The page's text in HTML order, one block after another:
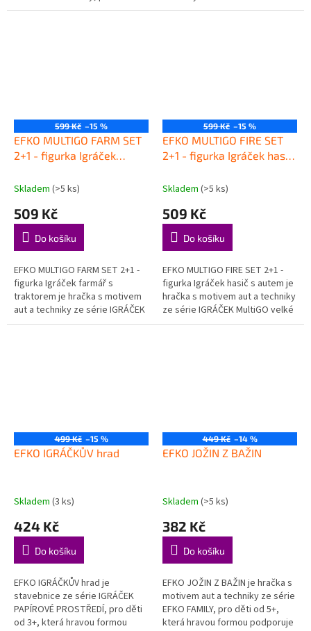
3+, která hravou formou
MultiGO velké sady, pro děti od
599 Kč –15 %
EFKO MULTIGO FARM SET
2+1 - figurka Igráček
Skladem (>5 ks)
509 Kč
Do košíku
EFKO MULTIGO FARM SET 2+1 -
figurka Igráček farmář s
traktorem je hračka s motivem
aut a techniky ze série IGRÁČEK
MultiGO velké sady, pro děti od
599 Kč –15 %
EFKO MULTIGO FIRE SET
2+1 - figurka Igráček hasič
Skladem (>5 ks)
509 Kč
Do košíku
EFKO MULTIGO FIRE SET 2+1 -
figurka Igráček hasič s autem je
hračka s motivem aut a techniky
ze série IGRÁČEK MultiGO velké
sady, pro děti od 3+, která
499 Kč –15 %
EFKO IGRÁČKŮV hrad
Skladem (3 ks)
424 Kč
Do košíku
EFKO IGRÁČKŮV hrad je
stavebnice ze série IGRÁČEK
PAPÍROVÉ PROSTŘEDÍ, pro děti
od 3+, která hravou formou
449 Kč –14 %
EFKO JOŽIN Z BAŽIN
Skladem (>5 ks)
382 Kč
Do košíku
EFKO JOŽIN Z BAŽIN je hračka s
motivem aut a techniky ze série
EFKO FAMILY, pro děti od 5+,
která hravou formou podporuje